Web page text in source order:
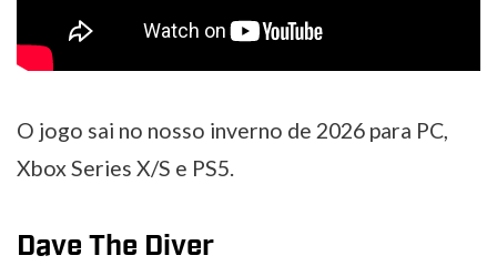
O jogo sai no nosso inverno de 2026 para PC,
Xbox Series X/S e PS5.
Dave The Diver